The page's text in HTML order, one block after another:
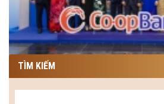
TÌM KIẾM